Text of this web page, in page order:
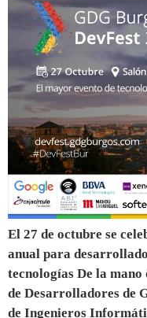
El 27 de octubre se
anual para
tecnologías De la
de Desarrolladores de
de Ingenieros